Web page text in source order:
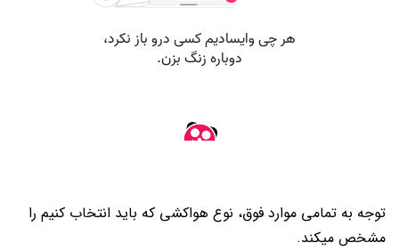
توجه به تمامی موارد فوق، نوع هواکشی که باید انتخاب کنیم را
مشخص میکند.